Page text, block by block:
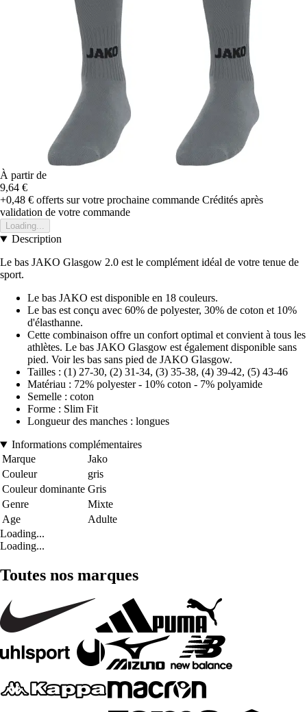
À partir de
9,64 €
+0,48 € offerts sur votre prochaine commande Crédités après
validation de votre commande
Loading...
Description
Le bas JAKO Glasgow 2.0 est le complément idéal de votre tenue de
sport.
Le bas JAKO est disponible en 18 couleurs.
Le bas est conçu avec 60% de polyester, 30% de coton et 10%
d'élasthanne.
Cette combinaison offre un confort optimal et convient à tous les
athlètes. Le bas JAKO Glasgow est également disponible sans
pied. Voir les bas sans pied de JAKO Glasgow.
Tailles : (1) 27-30, (2) 31-34, (3) 35-38, (4) 39-42, (5) 43-46
Matériau : 72% polyester - 10% coton - 7% polyamide
Semelle : coton
Forme : Slim Fit
Longueur des manches : longues
Informations complémentaires
Marque
Jako
Couleur
gris
Couleur dominante Gris
Genre
Mixte
Age
Adulte
Loading...
Loading...
Toutes nos marques